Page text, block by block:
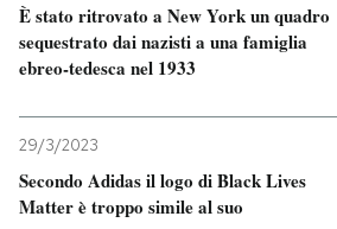
È stato ritrovato a New York un quadro
sequestrato dai nazisti a una famiglia
ebreo-tedesca nel 1933
29/3/2023
Secondo Adidas il logo di Black Lives
Matter è troppo simile al suo